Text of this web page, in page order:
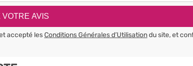
accepté lesConditions Générales d’Utilisationdu site, et